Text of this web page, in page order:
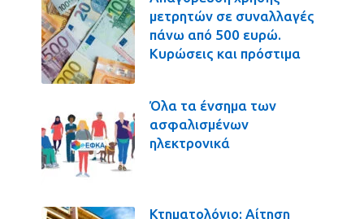
μετρητών σε συναλλαγές
πάνω από 500 ευρώ.
Κυρώσεις και πρόστιμα
Όλα τα ένσημα των
ασφαλισμένων
ηλεκτρονικά
Κτηματολόγιο: Αίτηση